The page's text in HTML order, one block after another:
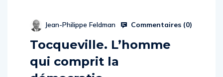
Jean-Philippe Feldman Commentaires (0)
Tocqueville. L’homme
qui comprit la